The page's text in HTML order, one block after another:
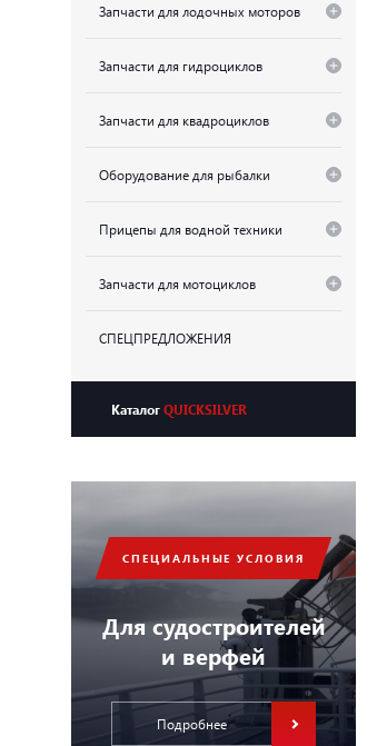
Запчасти для лодочных моторов
Запчасти для гидроциклов
Запчасти для квадроциклов
Оборудование для рыбалки
Прицепы для водной техники
Запчасти для мотоциклов
СПЕЦПРЕДЛОЖЕНИЯ
КаталогQUICKSILVER
СПЕЦИАЛЬНЫЕ УСЛОВИЯ
Для судостроителей
и верфей
Подробнее